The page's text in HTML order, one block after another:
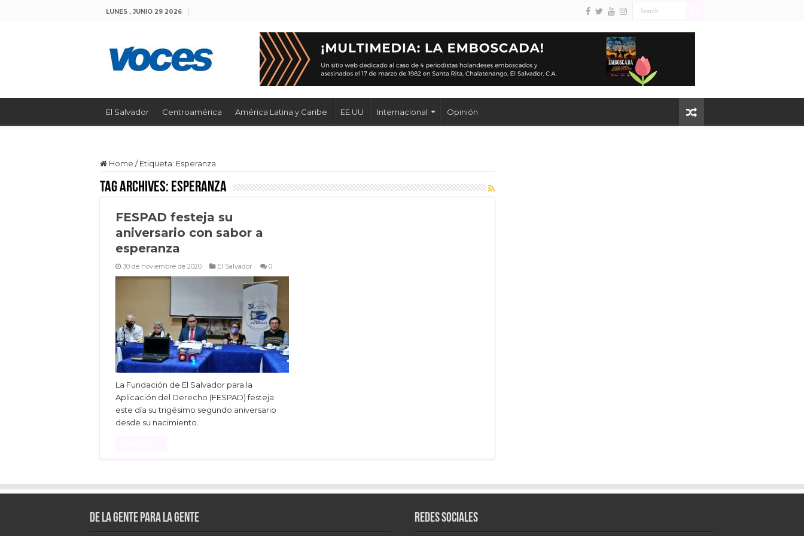
LUNES , JUNIO 29 2026
El Salvador Centroamérica América Latina y Caribe EE.UU Internacional Opinión
Home / Etiqueta: Esperanza
Tag Archives: Esperanza
FESPAD festeja su
aniversario con sabor a
esperanza
30 de noviembre de 2020 El Salvador 0
La Fundación de El Salvador para la
Aplicación del Derecho (FESPAD) festeja
este día su trigésimo segundo aniversario
desde su nacimiento.
De la gente para la gente Redes sociales